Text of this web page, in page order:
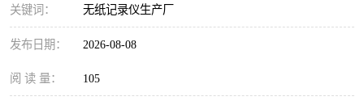
关键词： 无纸记录仪生产厂
发布日期： 2026-08-08
阅 读 量： 105